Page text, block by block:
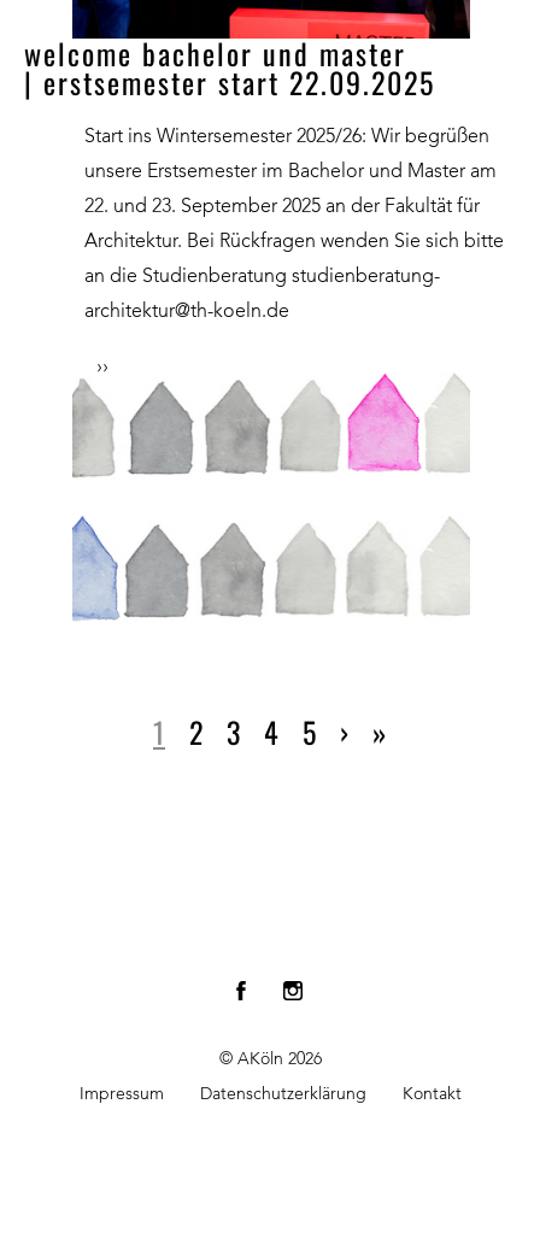
welcome bachelor und master
| erstsemester start 22.09.2025
Start ins Wintersemester 2025/26: Wir begrüßen
unsere Erstsemester im Bachelor und Master am
22. und 23. September 2025 an der Fakultät für
Architektur. Bei Rückfragen wenden Sie sich bitte
an die Studienberatung studienberatung-
architektur@th-koeln.de
››
1 2 3 4 5 › »
© AKöln 2026
Impressum Datenschutzerklärung Kontakt